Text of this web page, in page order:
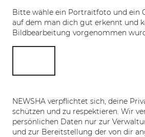
Bitte wähle ein Portraitfoto und ein
auf dem man dich gut erkennt und
Bildbearbeitung vorgenommen
NEWSHA verpflichtet sich, deine
schützen und zu respektieren. Wir
persönlichen Daten nur zur
und zur Bereitstellung der von dir